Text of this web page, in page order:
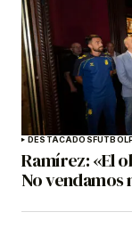
DESTACADOSFÚTBOL
Ramírez: «El
No vendamos